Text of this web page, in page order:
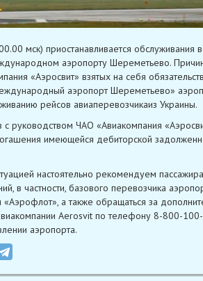
мск) приостанавливается обслуживания
аэропорту Шереметьево.
«Аэросвит» взятых на себя
аэропорт Шереметьево»
рейсов авиаперевозчикаиз Украины.
с руководством ЧАО «Авиакомпания
имеющейся дебиторской
настоятельно рекомендуем
в частности, базового перевозчика
а также обращаться за
Aerosvit по телефону 8-800-
аэропорта.